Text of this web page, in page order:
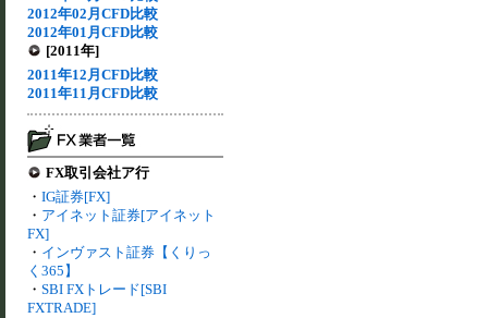
2012年02月CFD比較
2012年01月CFD比較
[2011年]
2011年12月CFD比較
2011年11月CFD比較
FX取引会社ア行
・ IG証券[FX]
・ アイネット証券[アイネット
FX]
・ インヴァスト証券【くりっ
く365】
・ SBI FXトレード[SBI
FXTRADE]